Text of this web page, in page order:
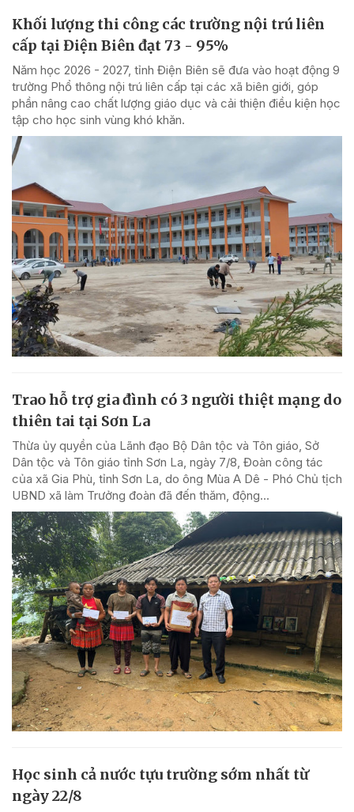
Khối lượng thi công các trường nội trú liên
cấp tại Điện Biên đạt 73 - 95%
Năm học 2026 - 2027, tỉnh Điện Biên sẽ đưa vào hoạt động 9
trường Phổ thông nội trú liên cấp tại các xã biên giới, góp
phần nâng cao chất lượng giáo dục và cải thiện điều kiện học
tập cho học sinh vùng khó khăn.
Trao hỗ trợ gia đình có 3 người thiệt mạng do
thiên tai tại Sơn La
Thừa ủy quyền của Lãnh đạo Bộ Dân tộc và Tôn giáo, Sở
Dân tộc và Tôn giáo tỉnh Sơn La, ngày 7/8, Đoàn công tác
của xã Gia Phù, tỉnh Sơn La, do ông Mùa A Dê - Phó Chủ tịch
UBND xã làm Trưởng đoàn đã đến thăm, động...
Học sinh cả nước tựu trường sớm nhất từ
ngày 22/8